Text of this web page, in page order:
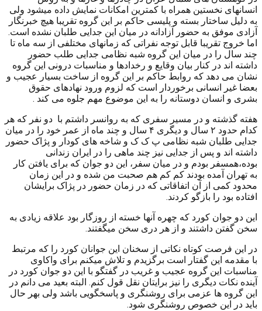
انسانهای نخستین همراه با کمترین امکانات نمایش داده میشود ولی
به دلیل ساختار بسته و پلیسی حاکم بر این گروه تقریبا هیچ خبرنگار
آزادی موفق به حضور آزادانه در میان این جدایی طلبان نشده است.
اما خروج تقریبا قابل توجه نفراتی که زمانهای مختلفی از سه ماه تا
چند سال را در میان این گروه شبه نظامی جدایی طلب حضور
داشته اند در کنار بیان وقایع و رخدادها و مناسبات درونی این گروه
نشان می دهد که روابط حاکم بر این گروه از ساخت بسیار عجیب و
بعضا غیر انسانی برخوردار است که لزوم ورود نهادهای حقوق
بشری و انسان دوستانه را به این موضوع مهم جلوه می کند .
هفته گذشته و در مسیر سفری که به روانسر داشتم با دو نفر که هر
کدام حدود ۲ سال و دیگری ۴ سال و چند ماه از عمر خود را در میان
جدایی طلبان شبه نظامی پ ک ک و شاخه های کودار و پژاک حضور
داشته اند و پس از جدایی نیز چند ماهی را در ایران زندانی
بوده،همسفر بودم و در میان سفر، این دو جوان که برای یافتن کار
به تهران آمده بودند کم کم هم صحبت من شده و در این زمان
محدود کمی از آن اتفاقاتی که در زمان حضور در پژاک برایشان
افتاده بود را بازگو کردند.
این دو جوان کورد که چهره آنها خسته از روزگار بود علاقه زیادی به
سخن گفتن داشتند و از هر دری سخن میگفتند.
در این فرصت کوتاه نکاتی از سخنان این جوانان کورد را که مرتبط
با مقدمه این گفتار است برگزیدم و تلاش میکنم برای واکاوی
مناسبات این گروه عجیب و غریب در گفتگو با این دو جوان کورد در
آینده نکات دیگری را نیز برایتان نقل قول کنم. البته بعید می دانم در
این گروه ها عزمی برای روشنگری و پاسخگویی باشد ولی بهر حال
باید در این خصوص روشنگری شود.